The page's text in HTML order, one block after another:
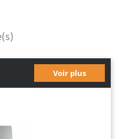
Voir plus